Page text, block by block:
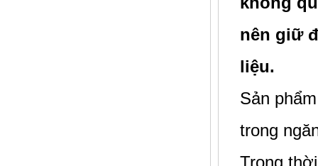
nên giữ
liệu.
Sản
trong
Trong